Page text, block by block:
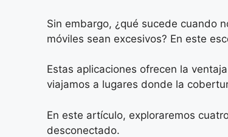
Sin embargo, ¿qué sucede cuando
móviles sean excesivos? En este
Estas aplicaciones ofrecen la
viajamos a lugares donde la
En este artículo, exploraremos
desconectado.